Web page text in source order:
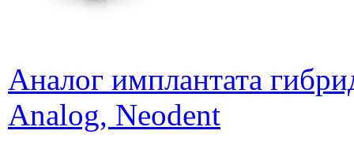
Аналог имплантата
Analog, Neodent